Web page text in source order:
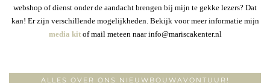
webshop of dienst onder de aandacht brengen bij mijn te gekke lezers? Dat
kan! Er zijn verschillende mogelijkheden. Bekijk voor meer informatie mijn
media kitof mail meteen naar info@mariscakenter.nl
ALLES OVER ONS NIEUWBOUWAVONTUUR!